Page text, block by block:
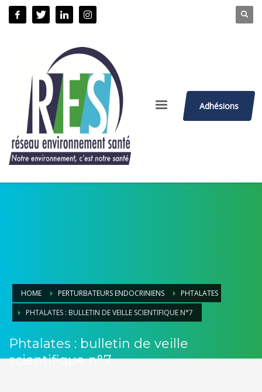
Adhésions
HOME PERTURBATEURS ENDOCRINIENS
PHTALATES
PHTALATES : BULLETIN DE VEILLE SCIENTIFIQUE N°7
Phtalates : bulletin de veille
scientifique n°7